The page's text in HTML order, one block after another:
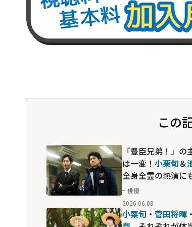
この
「豊臣兄弟！」の
は一変！ 小栗旬＆
全身全霊の熱演に
られる感動作「フ
ン」
俳優
2026.06.08
小栗旬 ・ 菅田将暉 ・